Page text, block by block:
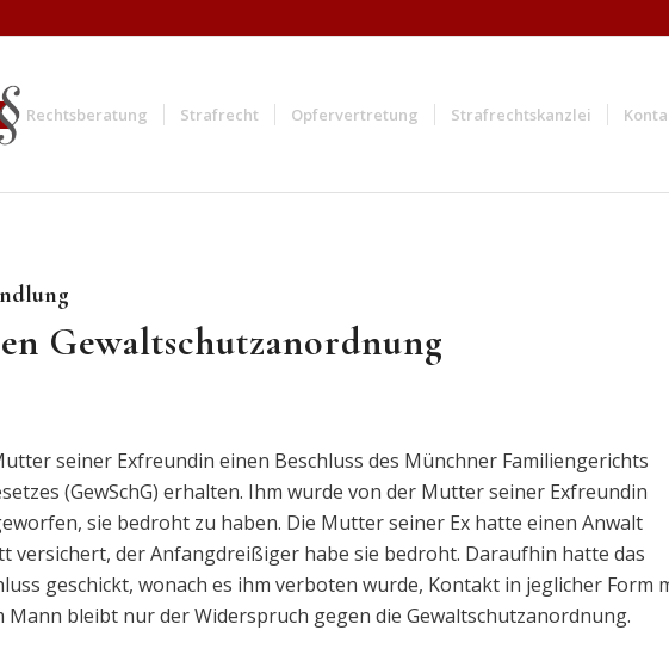
Rechtsberatung Strafrecht Opfervertretung Strafrechtskanzlei
Gewaltschutzanordnung
seiner Exfreundin einen Beschluss des Münchner Familiengerichts
(GewSchG) erhalten. Ihm wurde von der Mutter seiner Exfreundin
sie bedroht zu haben. Die Mutter seiner Ex hatte einen Anwalt
versichert, der Anfangdreißiger habe sie bedroht. Daraufhin hatte das
geschickt, wonach es ihm verboten wurde, Kontakt in jeglicher Form
bleibt nur der Widerspruch gegen die Gewaltschutzanordnung.